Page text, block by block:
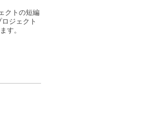
クトの短編
ジェクト
す。